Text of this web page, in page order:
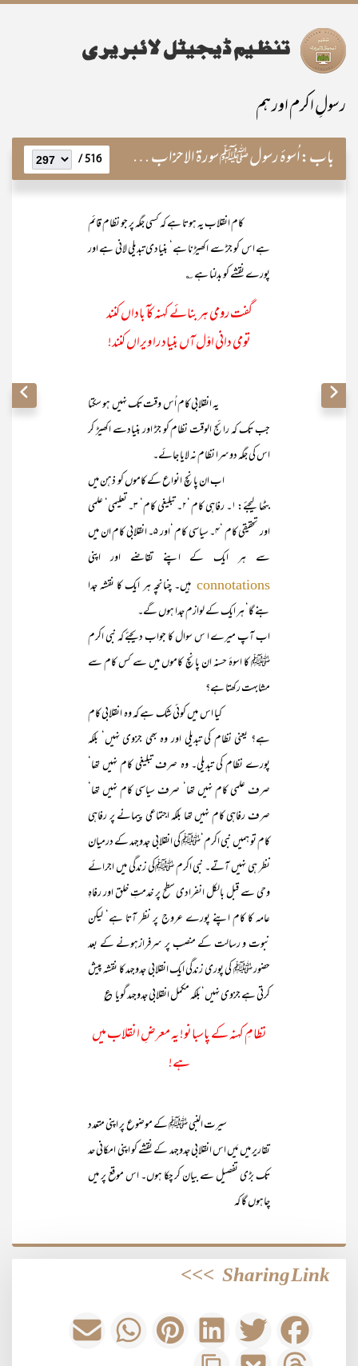
رسولِ اکرم اور ہم
باب:اُسوۂ رسول ﷺ سورۃ الاحزاب کے تیسرے رکوع کی روشنی میں 516 /
کام انقلاب یہ ہوتا ہے کہ کسی جگہ پر جو نظام قائم
ہے اس کو جڑ سے اکھیڑنا ہے‘ بنیادی تبدیلی لانی ہے اور
پورے نقشے کو بدلنا ہے ؎
گفت رومی ہر بنائے کہنہ کآ باداں کنند
تومی دانی اوّل آں بنیاد را ویراں کنند!
یہ انقلابی کام اُس وقت تک نہیں ہو سکتا
جب تک کہ رائج الوقت نظام کو جڑ اور بنیادسے اکھیڑ کر
اس کی جگہ دوسرا نظام نہ لایا جائے۔
اب ان پانچ انواع کے کاموں کو ذہن میں
بٹھا لیجئے: ۱۔ رفاہی کام ‘۲۔ تبلیغی کام‘ ۳۔ تعلیمی‘ علمی
اور تحقیقی کام ‘۴۔ سیاسی کام ‘اور ۵۔ انقلابی کام ان میں
سے ہر ایک کے اپنے تقاضے اور اپنی
connotations ہیں۔ چنانچہ ہر ایک کا نقشہ جدا
بنے گا‘ ہر ایک کے لوازم جدا ہوں گے۔
اب آپ میرے ا س سوال کا جواب دیجئے کہ نبی اکرم
ﷺ کا اسوۂ حسنہ ان پانچ کاموں میں سے کس کام سے
مشابہت رکھتا ہے؟
کیا اس میں کوئی شک ہے کہ وہ انقلابی کام
ہے؟ یعنی نظام کی تبدیلی اور وہ بھی جزوی نہیں‘ بلکہ
پورے نظام کی تبدیلی۔ وہ صرف تبلیغی کام نہیں تھا‘
صرف علمی کام نہیں تھا‘ صرف سیاسی کام نہیں تھا‘
صرف رفاہی کام نہیں تھا بلکہ اجتماعی پیمانے پر رفاہی
کام تو ہمیں نبی اکرم‘ﷺ کی انقلابی جدوجہد کے درمیان
نظر ہی نہیں آتے۔ نبی اکرم ﷺکی زندگی میں اجرائے
وحی سے قبل بالکل انفرادی سطح پر خدمتِ خلق اور رفاہِ
عامہ کا کام اپنے پورے عروج پر نظر آتا ہے‘ لیکن
نبوت و رسالت کے منصب پر سرفرازہونے کے بعد
حضور ﷺ کی پوری زندگی ایک انقلابی جدوجہد کا نقشہ پیش
کرتی ہے جزوی نہیں‘ بلکہ مکمل انقلابی جدوجہد گویا ؏
نظامِ کہنہ کے پاسبانو! یہ معرضِ انقلاب میں
ہے!
سیرت النبی ﷺ کے موضوع پر اپنی متعدد
تقاریر میں مَیں اس انقلابی جدوجہد کے نقشے کو اپنی امکانی حد
تک بڑی تفصیل سے بیان کر چکا ہوں۔ اس موقع پر میں
چاہوں گا کہ
Sharing Link
>>>